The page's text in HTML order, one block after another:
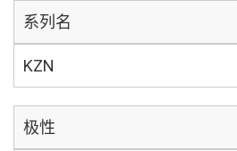
系列名
KZN
极性